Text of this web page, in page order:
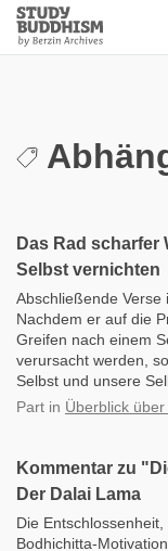
Close
Study
Buddhism
Das Rad scharfer
Selbst vernichten
Abschließende Verse
Nachdem er auf die
Greifen nach einem
verursacht werden,
Selbst und unsere
Part in Überblick über
Kommentar zu
Der Dalai Lama
Die
Bodhichitta-